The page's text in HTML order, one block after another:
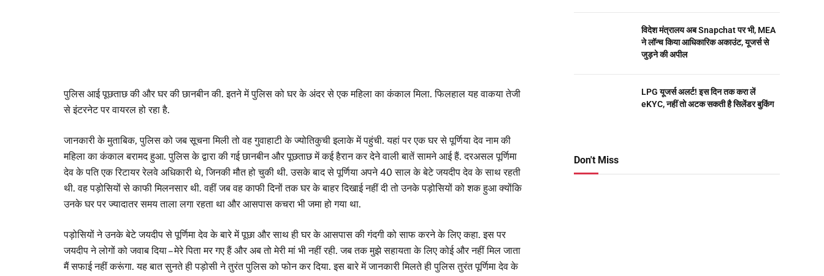
पुलिस आई पूछताछ की और घर की छानबीन की. इतने में पुलिस को घर के अंदर से एक महिला का कंकाल मिला. फिलहाल यह वाकया तेजी
से इंटरनेट पर वायरल हो रहा है.
जानकारी के मुताबिक, पुलिस को जब सूचना मिली तो वह गुवाहाटी के ज्योतिकुची इलाके में पहुंची. यहां पर एक घर से पूर्णिया देव नाम की
महिला का कंकाल बरामद हुआ. पुलिस के द्वारा की गई छानबीन और पूछताछ में कई हैरान कर देने वाली बातें सामने आई हैं. दरअसल पूर्णिमा
देव के पति एक रिटायर रेलवे अधिकारी थे, जिनकी मौत हो चुकी थी. उसके बाद से पूर्णिया अपने 40 साल के बेटे जयदीप देव के साथ रहती
थी. वह पड़ोसियों से काफी मिलनसार थी. वहीं जब वह काफी दिनों तक घर के बाहर दिखाई नहीं दी तो उनके पड़ोसियों को शक हुआ क्योंकि
उनके घर पर ज्यादातर समय ताला लगा रहता था और आसपास कचरा भी जमा हो गया था.
पड़ोसियों ने उनके बेटे जयदीप से पूर्णिमा देव के बारे में पूछा और साथ ही घर के आसपास की गंदगी को साफ करने के लिए कहा. इस पर
जयदीप ने लोगों को जवाब दिया – मेरे पिता मर गए हैं और अब तो मेरी मां भी नहीं रही. जब तक मुझे सहायता के लिए कोई और नहीं मिल जाता
मैं सफाई नहीं करूंगा. यह बात सुनते ही पड़ोसी ने तुरंत पुलिस को फोन कर दिया. इस बारे में जानकारी मिलते ही पुलिस तुरंत पूर्णिमा देव के
विदेश मंत्रालय अब Snapchat पर भी, MEA
ने लॉन्च किया आधिकारिक अकाउंट, यूजर्स से
जुड़ने की अपील
LPG यूजर्स अलर्ट! इस दिन तक करा लें
eKYC, नहीं तो अटक सकती है सिलेंडर बुकिंग
Don't Miss